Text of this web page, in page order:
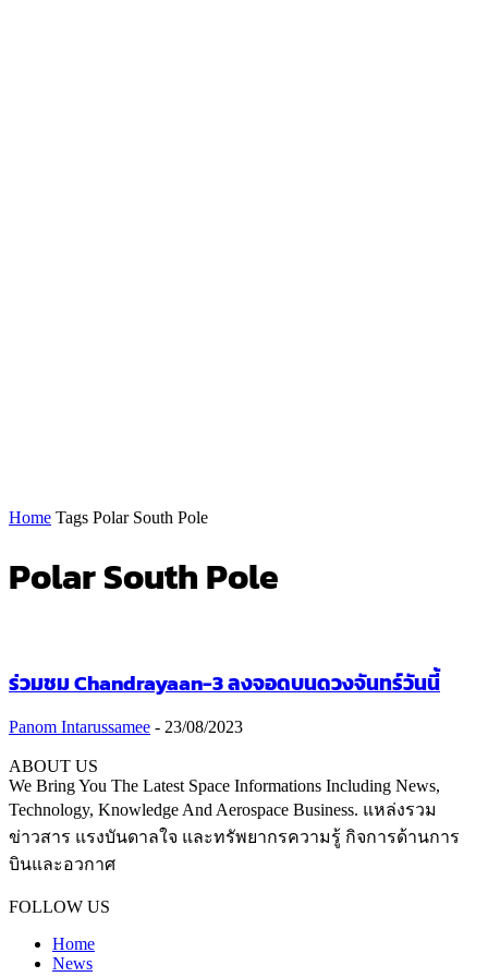
Home Tags Polar South Pole
Polar South Pole
ร่วมชม Chandrayaan-3 ลงจอดบนดวงจันทร์วันนี้
Panom Intarussamee - 23/08/2023
ABOUT US
We Bring You The Latest Space Informations Including News,
Technology, Knowledge And Aerospace Business. แหล่งรวม
ข่าวสาร แรงบันดาลใจ และทรัพยากรความรู้ กิจการด้านการ
บินและอวกาศ
FOLLOW US
Home
News